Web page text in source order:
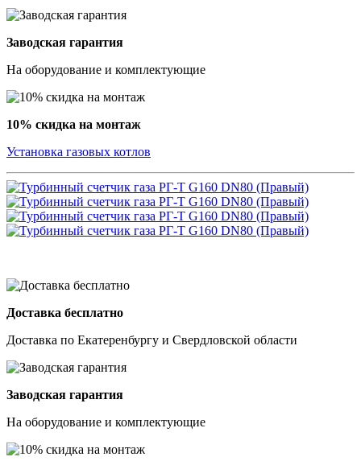
Заводская гарантия
На оборудование и комплектующие
10% скидка на монтаж
Установка газовых котлов
Доставка бесплатно
Доставка по Екатеренбургу и Свердловской области
Заводская гарантия
На оборудование и комплектующие